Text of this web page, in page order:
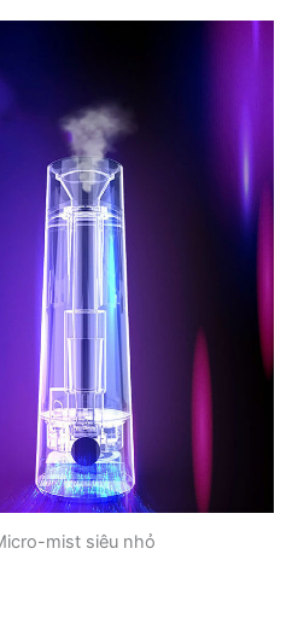
mist siêu nhỏ